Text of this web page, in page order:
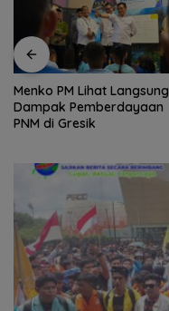
Menko PM Lihat Langsung
Dampak Pemberdayaan
PNM di Gresik